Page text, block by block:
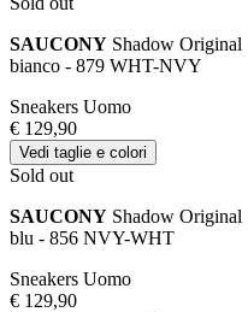
SAUCONY Shadow Original
bianco - 879 WHT-NVY
Sneakers Uomo
€ 129,90
Vedi taglie e colori
Sold out
SAUCONY Shadow Original
blu - 856 NVY-WHT
Sneakers Uomo
€ 129,90